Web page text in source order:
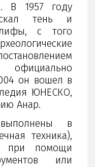
В 1957 году
тень и
с того
официально
он вошел в
ЮНЕСКО,
Анар.
в
техника),
при помощи
или